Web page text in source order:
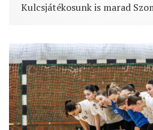
Kulcsjátékosunk is marad